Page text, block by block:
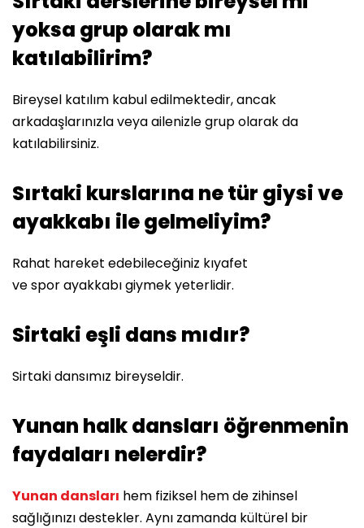
yoksa grup olarak mı
katılabilirim?
Bireysel katılım kabul edilmektedir, ancak
arkadaşlarınızla veya ailenizle grup olarak da
katılabilirsiniz.
Sırtaki kurslarına ne tür giysi ve
ayakkabı ile gelmeliyim?
Rahat hareket edebileceğiniz kıyafet
ve spor ayakkabı giymek yeterlidir.
Sirtaki eşli dans mıdır?
Sirtaki dansımız bireyseldir.
Yunan halk dansları öğrenmenin
faydaları nelerdir?
Yunan dansları hem fiziksel hem de zihinsel
sağlığınızı destekler. Aynı zamanda kültürel bir